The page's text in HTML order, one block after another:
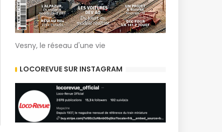
Vesny, le réseau d'une vie
LOCOREVUE SUR INSTAGRAM